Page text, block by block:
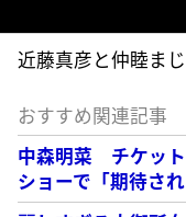
近藤真彦と仲睦ま
おすすめ関連記事
中森明菜 チケット
ショーで「期待さ